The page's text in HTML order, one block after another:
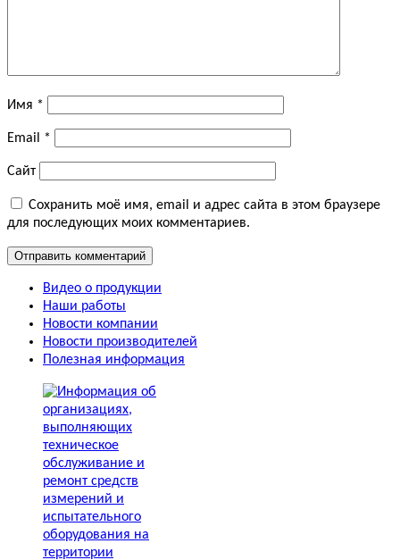
Имя *
Email *
Сайт
Сохранить моё имя, email и адрес сайта в этом браузере
для последующих моих комментариев.
Видео о продукции
Наши работы
Новости компании
Новости производителей
Полезная информация